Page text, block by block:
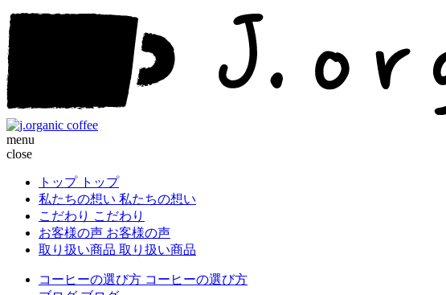
menu
close
トップ トップ
私たちの想い 私たちの想い
こだわり こだわり
お客様の声 お客様の声
取り扱い商品 取り扱い商品
コーヒーの選び方 コーヒーの選び方